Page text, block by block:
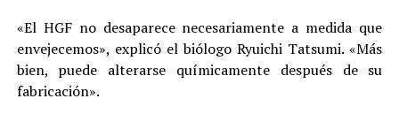
«El HGF no desaparece necesariamente a medida que
envejecemos», explicó el biólogo Ryuichi Tatsumi. «Más
bien, puede alterarse químicamente después de su
fabricación».